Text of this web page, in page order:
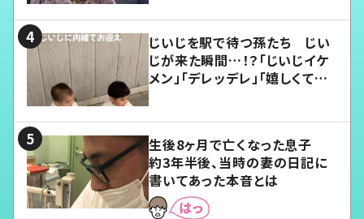
じいじを駅で待つ孫たち じい
じが来た瞬間…！？「じいじイケ
メン」「デレッデレ」「嬉しくて可
生後8ヶ月で亡くなった息子
約3年半後、当時の妻の日記に
書いてあった本音とは